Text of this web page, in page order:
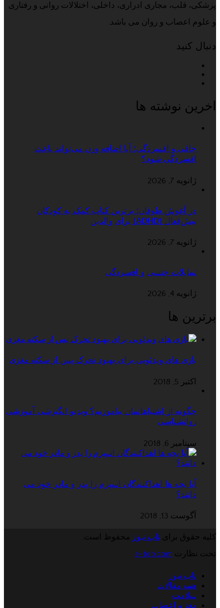
پزشکی، قلب، مجاری ادراری، داخلی، اختلالات روانی و رفتاری
و علوم اعصاب و روان می باشد.
دنبال کنید
اخرین نوشته ها
چاقی و افسردگی؛ آیا اضافه وزن می‌تواند باعث
افسردگی شود؟
ژانویه 7, 2026
در آغوش طوفان؛ برترین کتاب کمک به کودکان
بیش‌فعال (ADHD) برای والدین
ژانویه 7, 2026
تمایلات جنسی و افسردگی
ژانویه 4, 2026
برترین ها
بازی های ویدئویی برای بهبود تحرک پس از سکته مغزی
اکتبر 5, 2018
چگونه از اشتباهاتمان بیاموزیم؟ ویدیو انگیزشی آموزشی
روانشناسی
سپتامبر 6, 2018
آیا بچه ها اهداکنندگان اسپرم را پدر و مادر خود می
دانند؟
آگوست 13, 2018
کلیه حقوق برای تاپ نیوز
محفوظ است.
تحت نظارت e-teb.com
تاپ نیوز
همه مقالات
سلامت
مغز و اعصاب